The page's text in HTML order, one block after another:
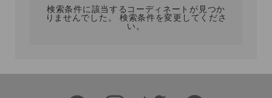
ブランド
検索条件に該当するコーディネートが見つか
りませんでした。 検索条件を変更してくださ
い。